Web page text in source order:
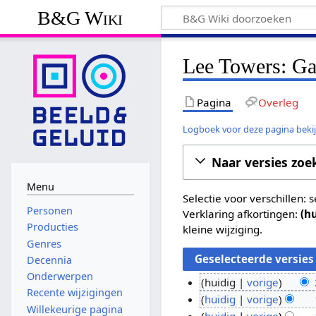
B&G Wiki
Lee Towers:
Pagina Overleg
Logboek voor deze pagina
Naar versies
Selectie voor verschillen:
Verklaring afkortingen:
kleine wijziging.
2
huidig vorige
G
e
huidig vorige
Menu
Personen
Producties
Genres
Decennia
Onderwerpen
Recente wijzigingen
Willekeurige pagina